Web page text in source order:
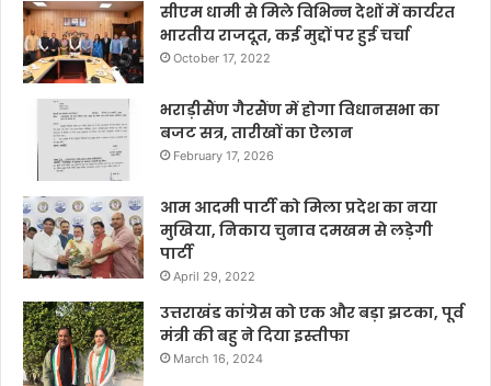
सीएम धामी से मिले विभिन्न देशों में कार्यरत
भारतीय राजदूत, कई मुद्दों पर हुई चर्चा
October 17, 2022
भराड़ीसैंण गैरसैंण में होगा विधानसभा का
बजट सत्र, तारीखों का ऐलान
February 17, 2026
आम आदमी पार्टी को मिला प्रदेश का नया
मुखिया, निकाय चुनाव दमखम से लड़ेगी
पार्टी
April 29, 2022
उत्तराखंड कांग्रेस को एक और बड़ा झटका, पूर्व
मंत्री की बहु ने दिया इस्तीफा
March 16, 2024